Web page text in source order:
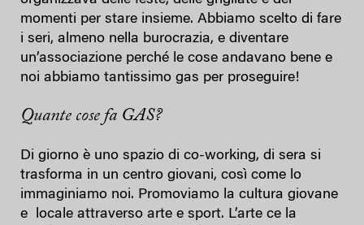
momenti per stare insieme. Abbiamo scelto di fare
i seri, almeno nella burocrazia, e diventare
un’associazione perché le cose andavano bene e
noi abbiamo tantissimo gas per proseguire!
Quante cose fa GAS?
Di giorno è uno spazio di co-working, di sera si
trasforma in un centro giovani, così come lo
immaginiamo noi. Promoviamo la cultura giovane
e locale attraverso arte e sport. L’arte ce la